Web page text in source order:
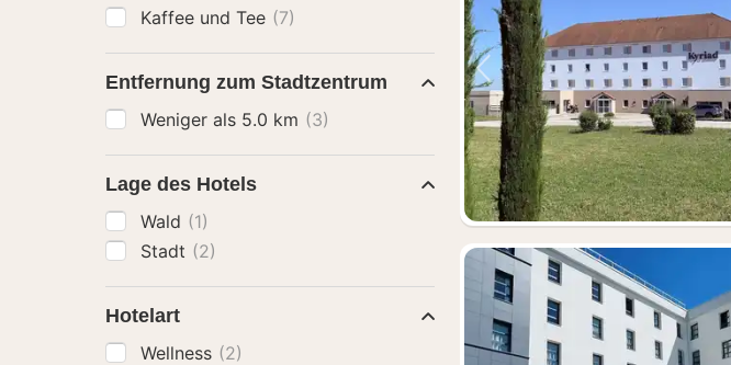
Vorheriges Bild
Kaffee und Tee (7)
Entfernung zum Stadtzentrum
Weniger als 5.0 km (3)
Lage des Hotels
Wald (1)
Stadt (2)
Hotelart
Wellness (2)